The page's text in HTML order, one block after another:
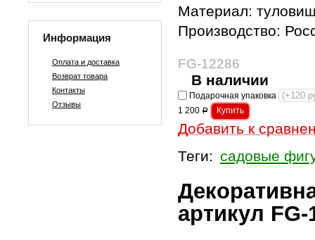
Информация
Оплата и доставка
Возврат товара
Контакты
Отзывы
Материал:
Производство:
FG-12286
В наличии
Подарочная упаковка
1 200 Р
Добавить к
Теги: садовые
артикул